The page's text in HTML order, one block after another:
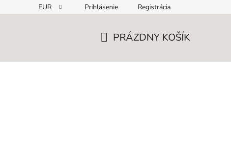
EUR Prihlásenie Registrácia
PRÁZDNY KOŠÍK